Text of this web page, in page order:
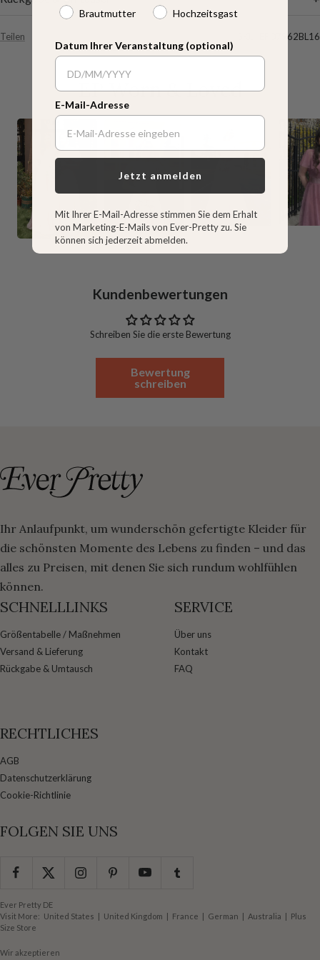
Teilen EP07962BL16
EP Worn & Loved
Kundenbewertungen
Schreiben Sie die erste Bewertung
Bewertung
schreiben
Ihr Anlaufpunkt, um wunderschön gefertigte Kleider für
die schönsten Momente des Lebens zu finden – und das
alles zu Preisen, mit denen Sie sich rundum wohlfühlen
können.
SCHNELLLINKS
Größentabelle / Maßnehmen
Versand & Lieferung
Rückgabe & Umtausch
SERVICE
Über uns
Kontakt
FAQ
RECHTLICHES
AGB
Datenschutzerklärung
Cookie-Richtlinie
FOLGEN SIE UNS
Ever Pretty DE
Visit More: United States United Kingdom France German Australia
Plus
Size Store
Wir akzeptieren
Brautmutter
Hochzeitsgast
Datum Ihrer Veranstaltung (optional)
E-Mail-Adresse
Jetzt anmelden
Mit Ihrer E-Mail-Adresse stimmen Sie dem Erhalt
von Marketing-E-Mails von Ever-Pretty zu. Sie
können sich jederzeit abmelden.